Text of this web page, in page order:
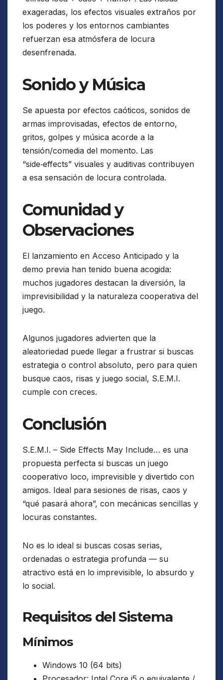
exageradas, los efectos visuales extraños por
los poderes y los entornos cambiantes
refuerzan esa atmósfera de locura
desenfrenada.
Sonido y Música
Se apuesta por efectos caóticos, sonidos de
armas improvisadas, efectos de entorno,
gritos, golpes y música acorde a la
tensión/comedia del momento. Las
“side‑effects” visuales y auditivas contribuyen
a esa sensación de locura controlada.
Comunidad y
Observaciones
El lanzamiento en Acceso Anticipado y la
demo previa han tenido buena acogida:
muchos jugadores destacan la diversión, la
imprevisibilidad y la naturaleza cooperativa del
juego.
Algunos jugadores advierten que la
aleatoriedad puede llegar a frustrar si buscas
estrategia o control absoluto, pero para quien
busque caos, risas y juego social, S.E.M.I.
cumple con creces.
Conclusión
S.E.M.I. – Side Effects May Include… es una
propuesta perfecta si buscas un juego
cooperativo loco, imprevisible y divertido con
amigos. Ideal para sesiones de risas, caos y
“qué pasará ahora”, con mecánicas sencillas y
locuras constantes.
No es lo ideal si buscas cosas serias,
ordenadas o estrategia profunda — su
atractivo está en lo imprevisible, lo absurdo y
lo social.
Requisitos del Sistema
Mínimos
Windows 10 (64 bits)